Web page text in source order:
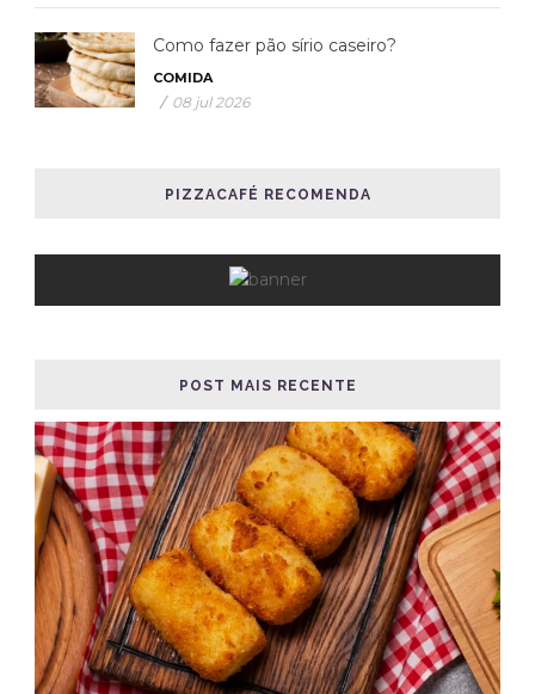
Como fazer pão sírio caseiro?
COMIDA
/ 08 jul 2026
PIZZACAFÉ RECOMENDA
POST MAIS RECENTE